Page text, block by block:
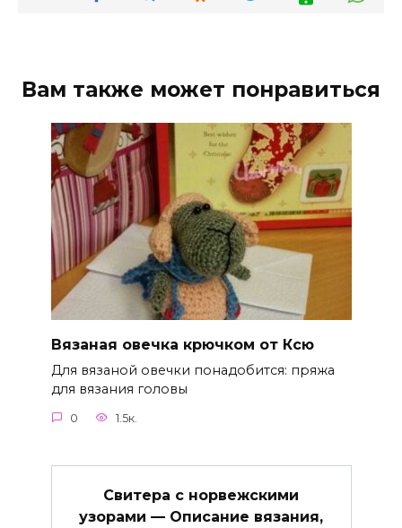
Вам также может понравиться
Вязаная овечка крючком от Ксю
Для вязаной овечки понадобится: пряжа
для вязания головы
0 1.5к.
Свитера с норвежскими
узорами — Описание вязания,